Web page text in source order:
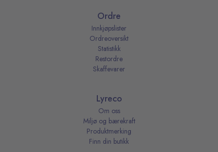
Ordre
Innkjøpslister
Ordreoversikt
Statistikk
Restordre
Skaffevarer
Lyreco
Om oss
Miljø og bærekraft
Produktmerking
Finn din butikk